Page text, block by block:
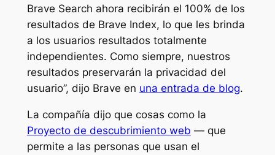
Brave Search ahora recibirán el 100% de los
resultados de Brave Index, lo que les brinda
a los usuarios resultados totalmente
independientes. Como siempre, nuestros
resultados preservarán la privacidad del
usuario”, dijo Brave en una entrada de blog.
La compañía dijo que cosas como la
Proyecto de descubrimiento web — que
permite a las personas que usan el